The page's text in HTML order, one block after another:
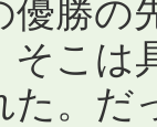
優勝の
そこは
た。だ